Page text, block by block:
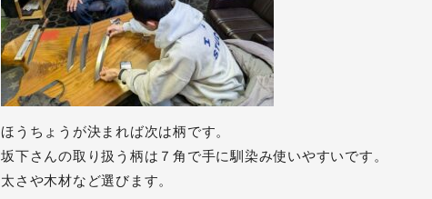
ほうちょうが決まれば次は柄です。
坂下さんの取り扱う柄は７角で手に馴染み使いやすいです。
太さや木材など選びます。